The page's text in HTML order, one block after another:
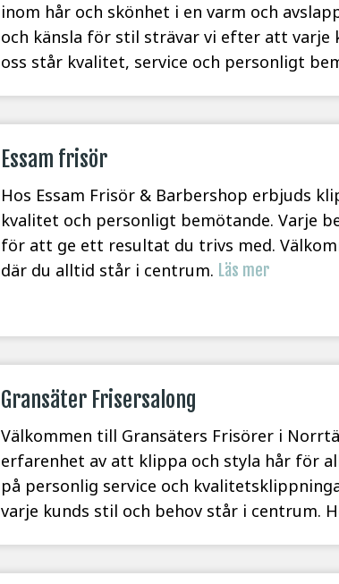
inom hår och skönhet i en varm och
och känsla för stil strävar vi efter att varje
oss står kvalitet, service och personligt
Essam frisör
Hos Essam Frisör & Barbershop erbjuds
kvalitet och personligt bemötande. Varje
för att ge ett resultat du trivs med.
där du alltid står i centrum. Läs mer
Gransäter Frisersalong
Välkommen till Gransäters Frisörer i
erfarenhet av att klippa och styla hår för
på personlig service och
varje kunds stil och behov står i centrum.